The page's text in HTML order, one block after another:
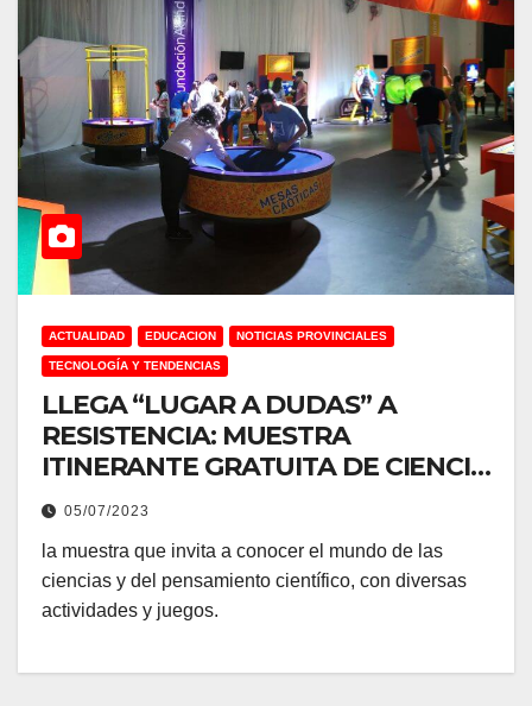
ACTUALIDAD EDUCACION NOTICIAS PROVINCIALES
TECNOLOGÍA Y TENDENCIAS
LLEGA “LUGAR A DUDAS” A
RESISTENCIA: MUESTRA
ITINERANTE GRATUITA DE CIENCIA
Y TECNOLOGÍA PARA TODAS LAS
EDADES
05/07/2023
la muestra que invita a conocer el mundo de las
ciencias y del pensamiento científico, con diversas
actividades y juegos.